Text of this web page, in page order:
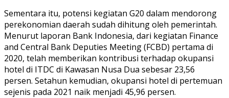
Sementara itu, potensi kegiatan G20 dalam mendorong
perekonomian daerah sudah dihitung oleh pemerintah.
Menurut laporan Bank Indonesia, dari kegiatan Finance
and Central Bank Deputies Meeting (FCBD) pertama di
2020, telah memberikan kontribusi terhadap okupansi
hotel di ITDC di Kawasan Nusa Dua sebesar 23,56
persen. Setahun kemudian, okupansi hotel di pertemuan
sejenis pada 2021 naik menjadi 45,96 persen.